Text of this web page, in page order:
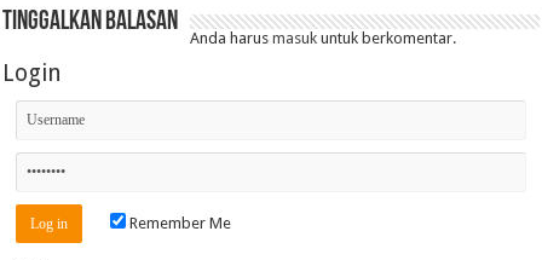
Tinggalkan Balasan
Anda harusmasuk untuk berkomentar.
Login
Remember Me